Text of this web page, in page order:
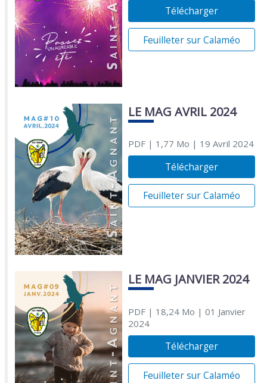
Télécharger
Feuilleter sur Calaméo
LE MAG AVRIL 2024
PDF| 1,77 Mo | 19 Avril 2024
Télécharger
Feuilleter sur Calaméo
LE MAG JANVIER 2024
PDF| 18,24 Mo | 01 Janvier
2024
Télécharger
Feuilleter sur Calaméo